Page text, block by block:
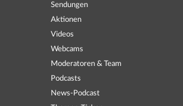
Sendungen
Aktionen
Videos
Webcams
Moderatoren & Team
Podcasts
News-Podcast